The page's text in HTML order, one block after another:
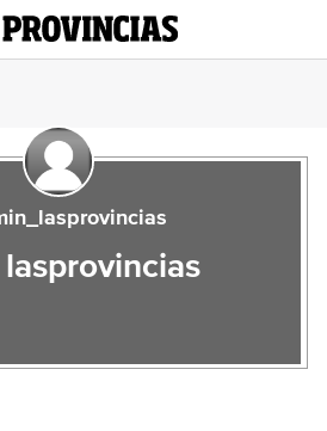
lasprovincias